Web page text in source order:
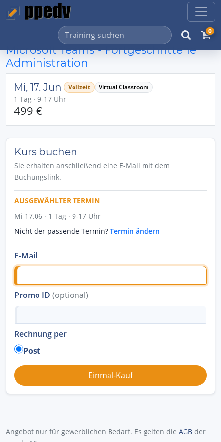
0
Microsoft Teams - Fortgeschrittene
Administration
Mi, 17. Jun Vollzeit Virtual Classroom
1 Tag · 9-17 Uhr
499 €
Kurs buchen
Sie erhalten anschließend eine E-Mail mit dem
Buchungslink.
AUSGEWÄHLTER TERMIN
Mi 17.06 · 1 Tag · 9-17 Uhr
Nicht der passende Termin? Termin ändern
E-Mail
Promo ID (optional)
Rechnung per
Post
Angebot nur für gewerblichen Bedarf. Es gelten die AGB der